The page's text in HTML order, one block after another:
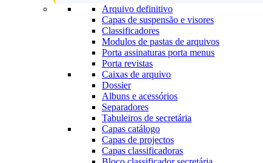
Arquivo definitivo
Capas de suspensão e visores
Classificadores
Modulos de pastas de arquivos
Porta assinaturas porta menus
Porta revistas
Caixas de arquivo
Dossier
Albuns e acessórios
Separadores
Tabuleiros de secretária
Capas catálogo
Capas de projectos
Capas classificadoras